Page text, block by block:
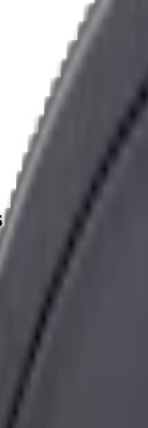
White portion,
snuset lanserades
och Akka. Finns i olika